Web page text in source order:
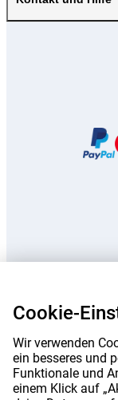
inklusive
Über
Cookie-
Wir verwenden
ein besseres und
Funktionale und
einem Klick auf